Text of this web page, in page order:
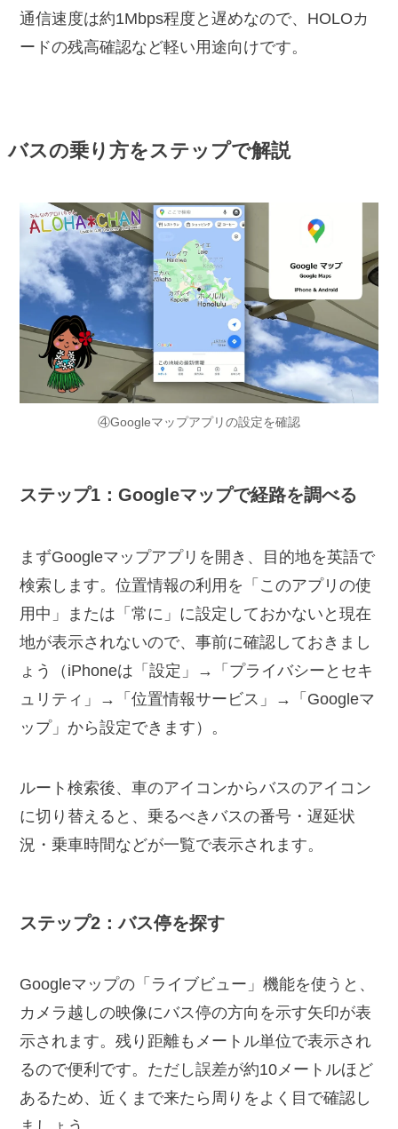
通信速度は約1Mbps程度と遅めなので、HOLOカ
ードの残高確認など軽い用途向けです。
バスの乗り方をステップで解説
④Googleマップアプリの設定を確認
ステップ1：Googleマップで経路を調べる
まずGoogleマップアプリを開き、目的地を英語で
検索します。位置情報の利用を「このアプリの使
用中」または「常に」に設定しておかないと現在
地が表示されないので、事前に確認しておきまし
ょう（iPhoneは「設定」→「プライバシーとセキ
ュリティ」→「位置情報サービス」→「Googleマ
ップ」から設定できます）。
ルート検索後、車のアイコンからバスのアイコン
に切り替えると、乗るべきバスの番号・遅延状
況・乗車時間などが一覧で表示されます。
ステップ2：バス停を探す
Googleマップの「ライブビュー」機能を使うと、
カメラ越しの映像にバス停の方向を示す矢印が表
示されます。残り距離もメートル単位で表示され
るので便利です。ただし誤差が約10メートルほど
あるため、近くまで来たら周りをよく目で確認し